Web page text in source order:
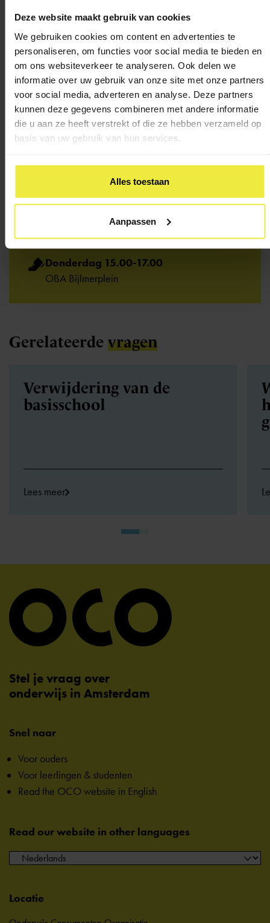
Deze website maakt gebruik van cookies
We gebruiken cookies om content en advertenties te
personaliseren, om functies voor social media te bieden en
om ons websiteverkeer te analyseren. Ook delen we
informatie over uw gebruik van onze site met onze partners
voor social media, adverteren en analyse. Deze partners
kunnen deze gegevens combineren met andere informatie
die u aan ze heeft verstrekt of die ze hebben verzameld op
basis van uw gebruik van hun services.
Alles toestaan
Aanpassen
helpen je graag.
Bel het adviespunt:
020 - 330 63 20
WhatsApp:
06 1600 4600
Inloopspreekuur
Dinsdag 15.00-17.00
OBA Osdorp
Donderdag 15.00-17.00
OBA Bijlmerplein
Gerelateerde vragen
Verwijdering van de
basisschool
Lees meer
Stel je vraag over
onderwijs in Amsterdam
Snel naar
Voor ouders
Voor leerlingen & studenten
Read the OCO website in English
Read our website in other languages
Locatie